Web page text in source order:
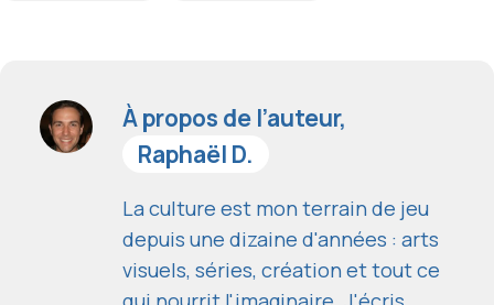
À propos de l’auteur,
Raphaël D.
La culture est mon terrain de jeu
depuis une dizaine d'années : arts
visuels, séries, création et tout ce